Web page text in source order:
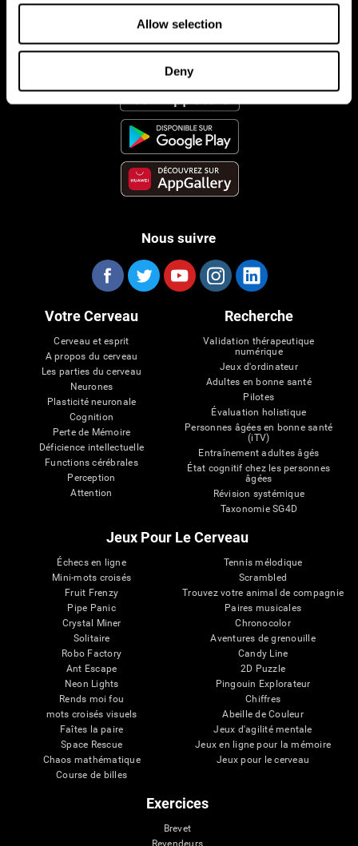
Allow selection
Deny
App CogniFit
Nous suivre
Votre Cerveau
Cerveau et esprit
A propos du cerveau
Les parties du cerveau
Neurones
Plasticité neuronale
Cognition
Perte de Mémoire
Déficience intellectuelle
Functions cérébrales
Perception
Attention
Recherche
Validation thérapeutique
numérique
Jeux d'ordinateur
Adultes en bonne santé
Pilotes
Évaluation holistique
Personnes âgées en bonne santé
(iTV)
Entraînement adultes âgés
État cognitif chez les personnes
âgées
Révision systémique
Taxonomie SG4D
Jeux Pour Le Cerveau
Échecs en ligne
Mini-mots croisés
Fruit Frenzy
Pipe Panic
Crystal Miner
Solitaire
Robo Factory
Ant Escape
Neon Lights
Rends moi fou
mots croisés visuels
Faîtes la paire
Space Rescue
Chaos mathématique
Course de billes
Tennis mélodique
Scrambled
Trouvez votre animal de compagnie
Paires musicales
Chronocolor
Aventures de grenouille
Candy Line
2D Puzzle
Pingouin Explorateur
Chiffres
Abeille de Couleur
Jeux d'agilité mentale
Jeux en ligne pour la mémoire
Jeux pour le cerveau
Exercices
Brevet